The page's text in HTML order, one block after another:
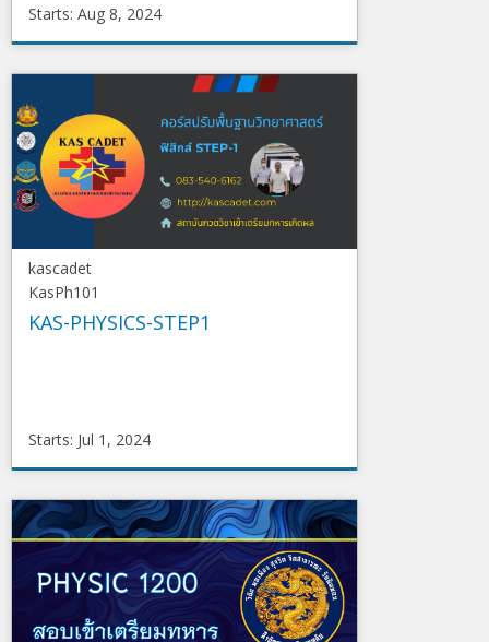
Starts: Aug 8, 2024
8,
2024
kascadet
KasPh101
KAS-PHYSICS-STEP1
Starts: Jul 1, 2024
KasPh101
StartsJul
1,
2024